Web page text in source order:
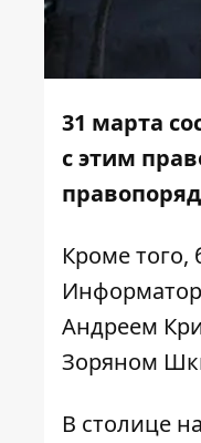
31 марта
с этим
Кроме того,
Информатор
Андреем
Зоряном
В столице